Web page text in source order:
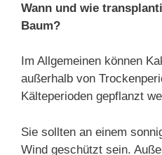
Wann und wie
Baum?
Im Allgemeinen können
außerhalb von
Kälteperioden gepflanzt
Sie sollten an einem
Wind geschützt sein.